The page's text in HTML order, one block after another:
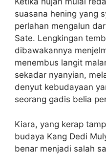
suasana hening yang
perlahan mengalun
Sate. Lengkingan
dibawakannya
menembus langit
sekadar nyanyian,
denyut kebudayaan
seorang gadis belia
Kiara, yang kerap
budaya Kang Dedi
benar menjadi salah